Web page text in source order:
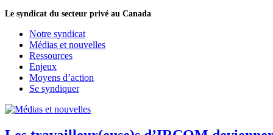
Le syndicat du secteur privé au Canada
Notre syndicat
Médias et nouvelles
Ressources
Enjeux
Moyens d’action
Se syndiquer